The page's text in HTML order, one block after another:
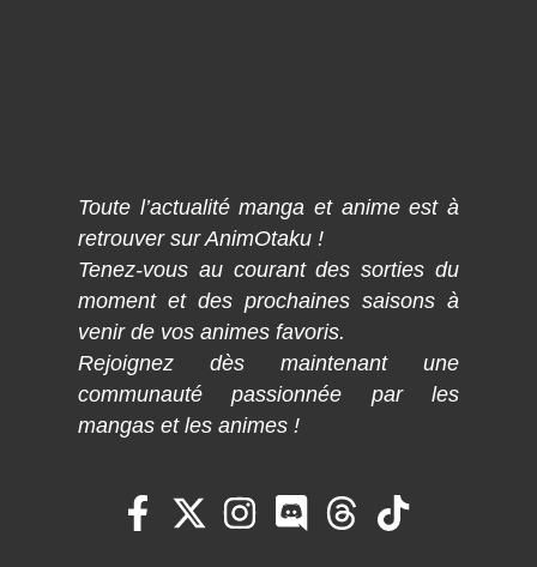
Toute l’actualité manga et anime est à
retrouver sur AnimOtaku !
Tenez-vous au courant des sorties du
moment et des prochaines saisons à
venir de vos animes favoris.
Rejoignez dès maintenant une
communauté passionnée par les
mangas et les animes !